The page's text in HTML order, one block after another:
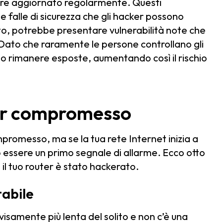
di sicurezza che gli hacker possono
potrebbe presentare vulnerabilità note che
che raramente le persone controllano gli
rimanere esposte, aumentando così il rischio
compromesso
ma se la tua rete Internet inizia a
un primo segnale di allarme. Ecco otto
tuo router è stato hackerato.
più lenta del solito e non c’è una